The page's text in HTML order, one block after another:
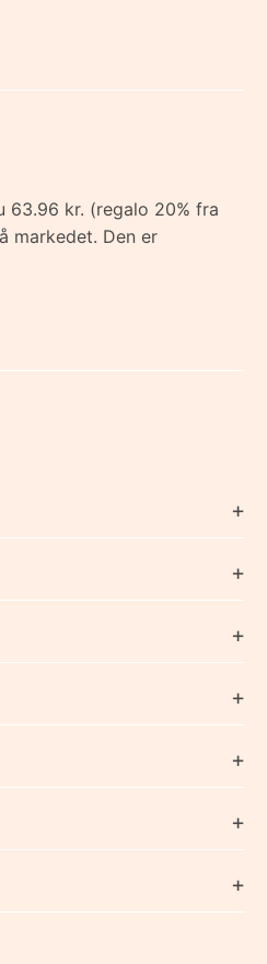
63.96 kr. (regalo 20% fra
markedet. Den er